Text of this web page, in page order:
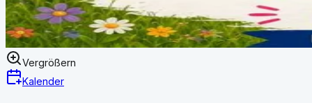
Vergrößern
Kalender